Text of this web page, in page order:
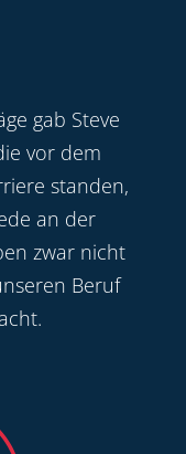
gab Steve
vor dem
standen,
an der
zwar nicht
Beruf